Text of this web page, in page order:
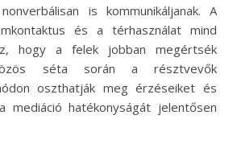
is kommunikáljanak. A
és a térhasználat mind
hogy a felek jobban megértsék
séta során a résztvevők
oszthatják meg érzéseiket és
mediáció hatékonyságát jelentősen